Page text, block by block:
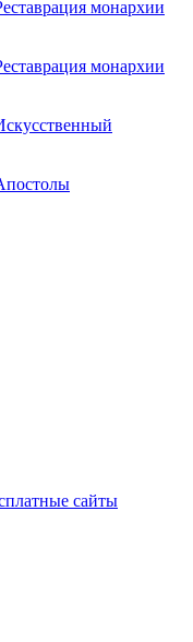
монархии
монархии
сайты